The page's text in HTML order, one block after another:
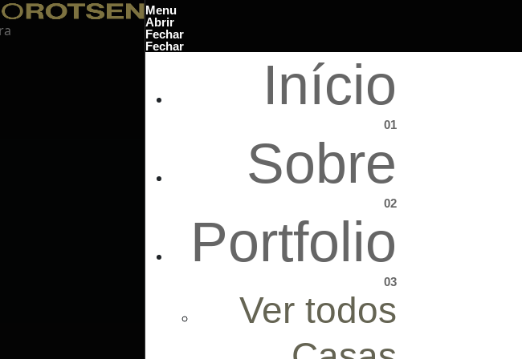
Menu
Abrir
Fechar
Fechar
Início
01
Sobre
02
Portfolio
03
Ver todos